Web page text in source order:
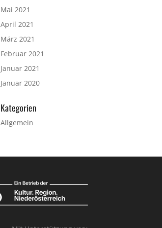
Mai 2021
April 2021
März 2021
Februar 2021
Januar 2021
Januar 2020
Kategorien
Allgemein